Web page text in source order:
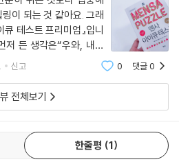
이 되는 것 같아요. 그래
테스트 프리미엄』입니
저 든 생각은“우와, 내가
다니!”라는 설렘이었어
이 8개의 아이큐 테스트
를 풀가
신고 0 댓글0
전체보기
한줄평 1